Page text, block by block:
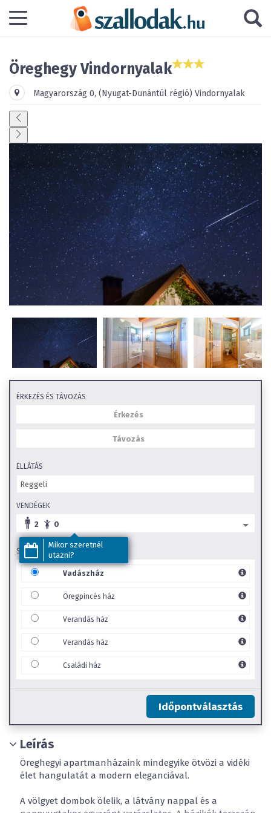
Öreghegy Vindornyalak
Magyarország 0, (Nyugat-Dunántúl régió) Vindornyalak
ÉRKEZÉS ÉS TÁVOZÁS
Mikor szeretnél
utazni?
ELLÁTÁS
VENDÉGEK
2 0
SZOBA TÍPUS
Vadászház
Öregpincés ház
Verandás ház
Verandás ház
Családi ház
Időpontválasztás
Leírás
Öreghegyi apartmanházaink mindegyike ötvözi a vidéki
élet hangulatát a modern eleganciával.
A völgyet dombok ölelik, a látvány nappal és a